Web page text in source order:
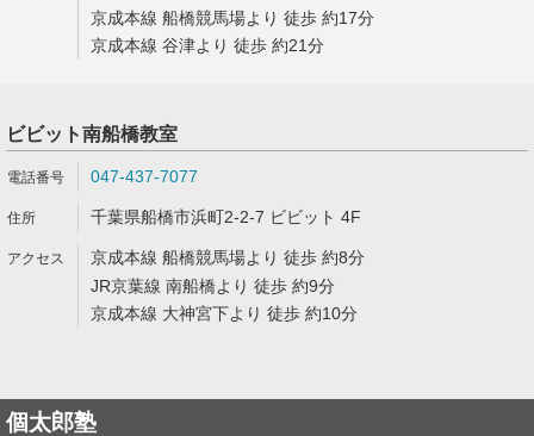
京成本線 船橋競馬場より 徒歩 約17分
京成本線 谷津より 徒歩 約21分
ビビット南船橋教室
047-437-7077
千葉県船橋市浜町2-2-7 ビビット 4F
京成本線 船橋競馬場より 徒歩 約8分
JR京葉線 南船橋より 徒歩 約9分
京成本線 大神宮下より 徒歩 約10分
個太郎塾